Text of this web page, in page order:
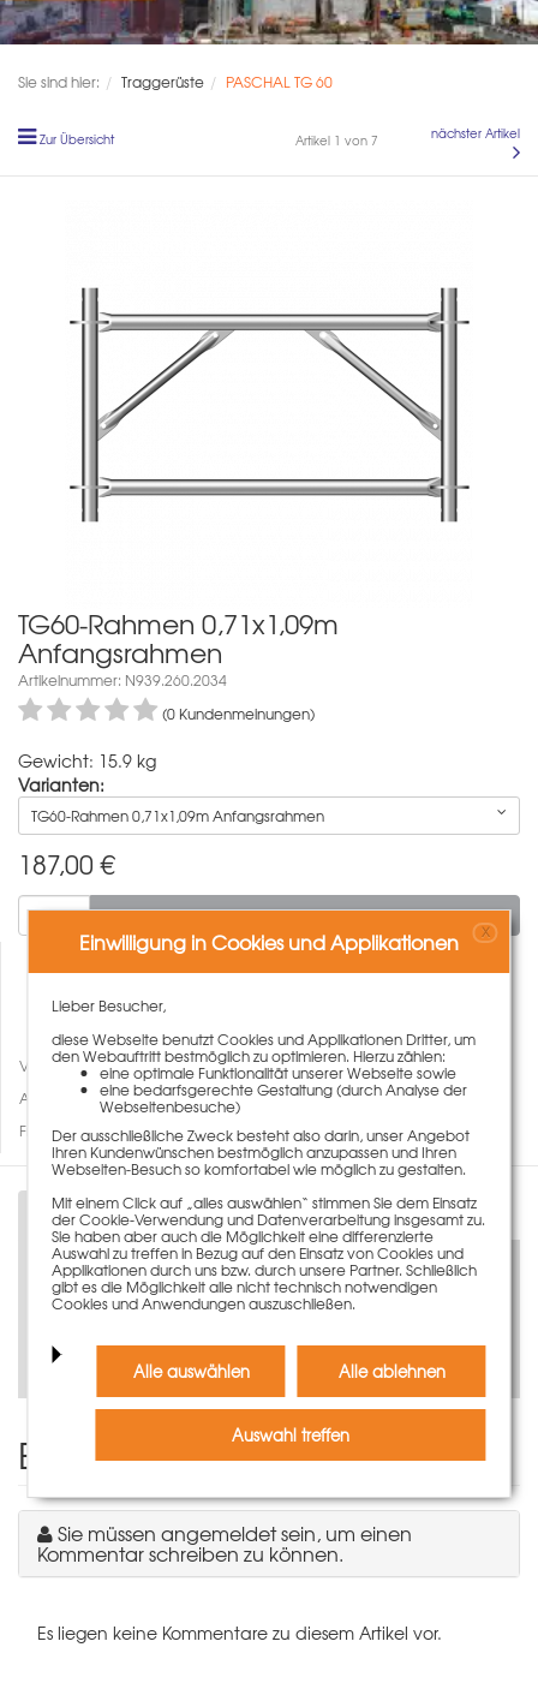
Sie sind hier: Traggerüste PASCHAL TG 60
Zur Übersicht Artikel 1 von 7 nächster Artikel
TG60-Rahmen 0,71x1,09m
Anfangsrahmen
Artikelnummer: N939.260.2034
(0 Kundenmeinungen)
Gewicht: 15.9 kg
Varianten:
TG60-Rahmen 0,71x1,09m Anfangsrahmen
187,00 €
In den Warenkorb
Vergleichen
Auf den Merkzettel
Fragen zum Artikel
Beschreibung
Jetzt virtuell entdecken
Einen Kommentar schreiben
Sie müssen angemeldet sein, um einen
Kommentar schreiben zu können.
Es liegen keine Kommentare zu diesem Artikel vor.
Einwilligung in Cookies und Applikationen X
Lieber Besucher,
diese Webseite benutzt Cookies und Applikationen Dritter, um
den Webauftritt bestmöglich zu optimieren. Hierzu zählen:
eine optimale Funktionalität unserer Webseite sowie
eine bedarfsgerechte Gestaltung (durch Analyse der
Webseitenbesuche)
Der ausschließliche Zweck besteht also darin, unser Angebot
Ihren Kundenwünschen bestmöglich anzupassen und Ihren
Webseiten-Besuch so komfortabel wie möglich zu gestalten.
Mit einem Click auf „alles auswählen“ stimmen Sie dem Einsatz
der Cookie-Verwendung und Datenverarbeitung insgesamt zu.
Sie haben aber auch die Möglichkeit eine differenzierte
Auswahl zu treffen in Bezug auf den Einsatz von Cookies und
Applikationen durch uns bzw. durch unsere Partner. Schließlich
gibt es die Möglichkeit alle nicht technisch notwendigen
Cookies und Anwendungen auszuschließen.
Alle auswählen Alle ablehnen
Auswahl treffen